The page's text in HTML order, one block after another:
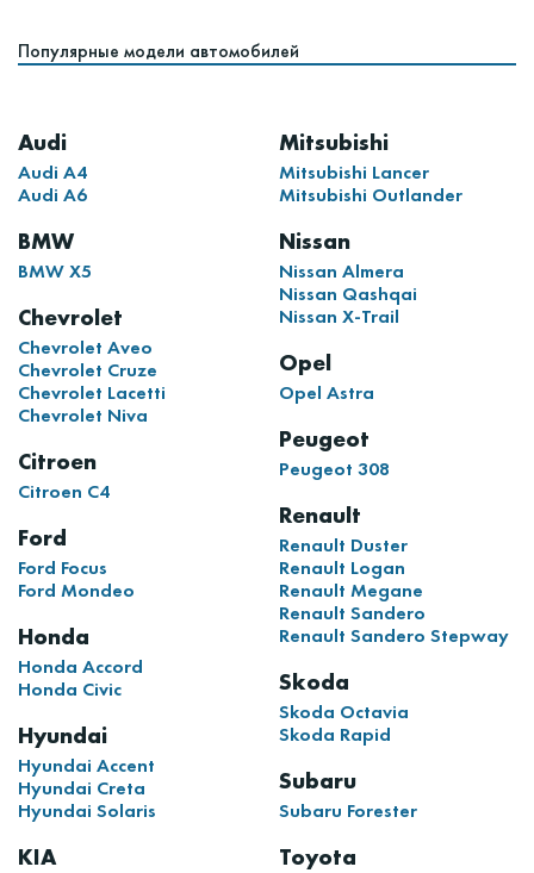
Популярные модели автомобилей
Audi
Audi A4
Audi A6
BMW
BMW X5
Chevrolet
Chevrolet Aveo
Chevrolet Cruze
Chevrolet Lacetti
Chevrolet Niva
Citroen
Citroen C4
Ford
Ford Focus
Ford Mondeo
Honda
Honda Accord
Honda Civic
Hyundai
Hyundai Accent
Hyundai Creta
Hyundai Solaris
KIA
Mitsubishi
Mitsubishi Lancer
Mitsubishi Outlander
Nissan
Nissan Almera
Nissan Qashqai
Nissan X-Trail
Opel
Opel Astra
Peugeot
Peugeot 308
Renault
Renault Duster
Renault Logan
Renault Megane
Renault Sandero
Renault Sandero Stepway
Skoda
Skoda Octavia
Skoda Rapid
Subaru
Subaru Forester
Toyota